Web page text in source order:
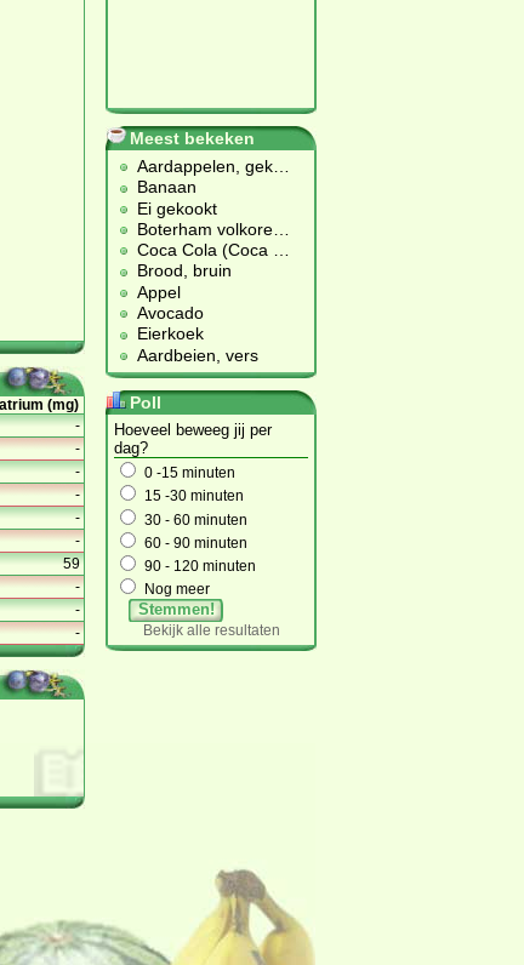
(mg)
-
-
-
-
-
-
59
-
-
-
Meest bekeken
Aardappelen, gek
Banaan
Ei gekookt
Boterham volkore
Coca Cola (Coca
Brood, bruin
Appel
Avocado
Eierkoek
Aardbeien, vers
Poll
Hoeveel beweeg jij per
dag?
0 -15 minuten
15 -30 minuten
30 - 60 minuten
60 - 90 minuten
90 - 120 minuten
Nog meer
Stemmen!
Bekijk alle resultaten